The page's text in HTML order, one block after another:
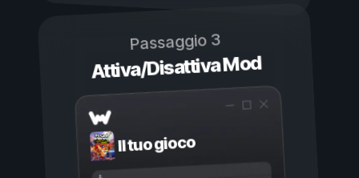
Passaggio 3
Attiva/Disattiva Mod
Il tuo gioco